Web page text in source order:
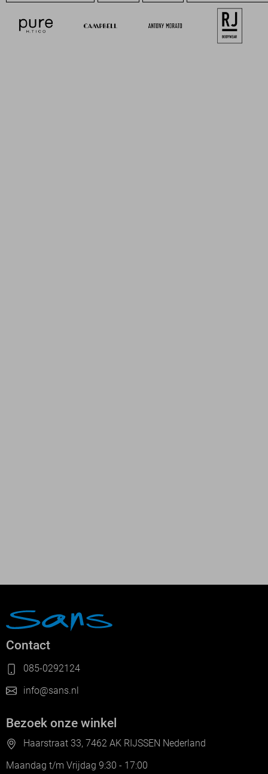
Contact
085-0292124
info@sans.nl
Bezoek onze winkel
Haarstraat 33, 7462 AK RIJSSEN Nederland
Maandag t/m Vrijdag 9:30 - 17:00